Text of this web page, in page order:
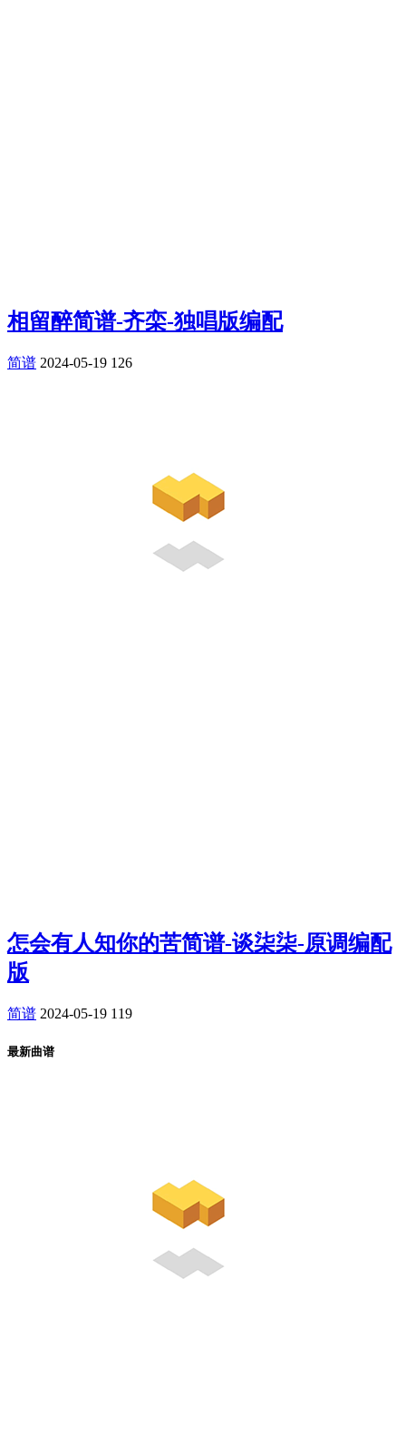
相留醉简谱-齐栾-独唱版编配
简谱 2024-05-19 126
怎会有人知你的苦简谱-谈柒柒-原调编配
版
简谱 2024-05-19 119
最新曲谱